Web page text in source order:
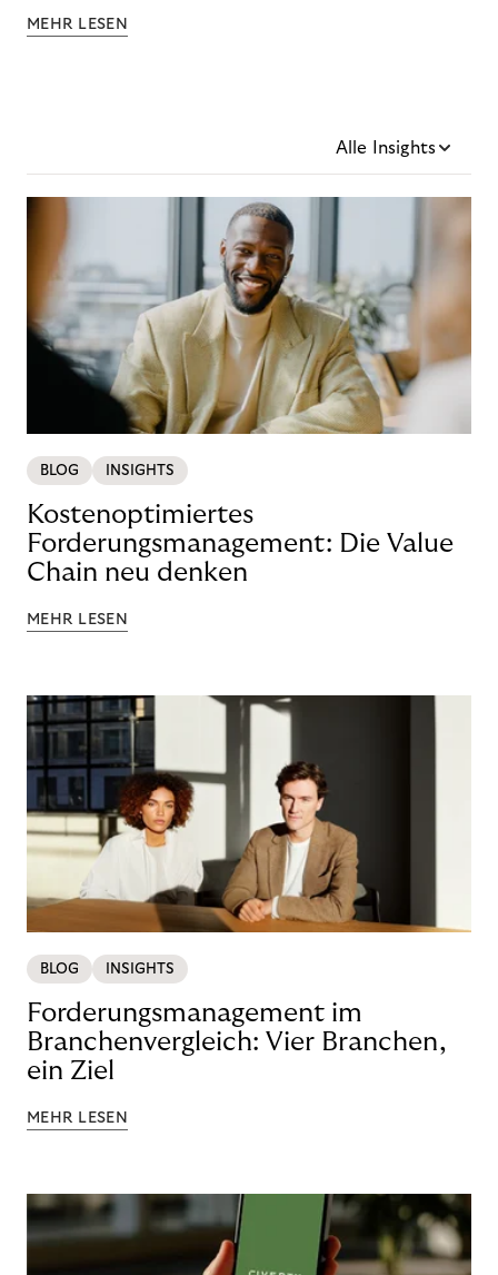
MEHR LESEN
Alle Insights
BLOG INSIGHTS
Kostenoptimiertes
Forderungsmanagement: Die Value
Chain neu denken
MEHR LESEN
BLOG INSIGHTS
Forderungsmanagement im
Branchenvergleich: Vier Branchen,
ein Ziel
MEHR LESEN